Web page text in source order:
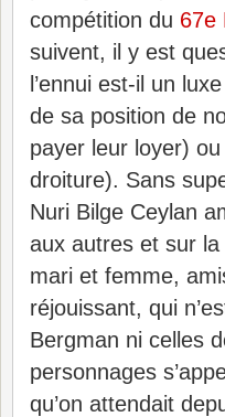
compétition du 67e
suivent, il y est
l’ennui est-il un
de sa position de
payer leur loyer)
droiture). Sans
Nuri Bilge Ceylan
aux autres et sur
mari et femme,
réjouissant, qui
Bergman ni celles
personnages
qu’on attendait